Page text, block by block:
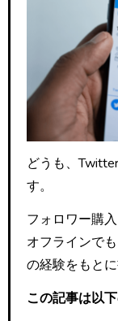
どうも、
す。
フォロワー購
オフラインで
の経験をもとに
この記事は以